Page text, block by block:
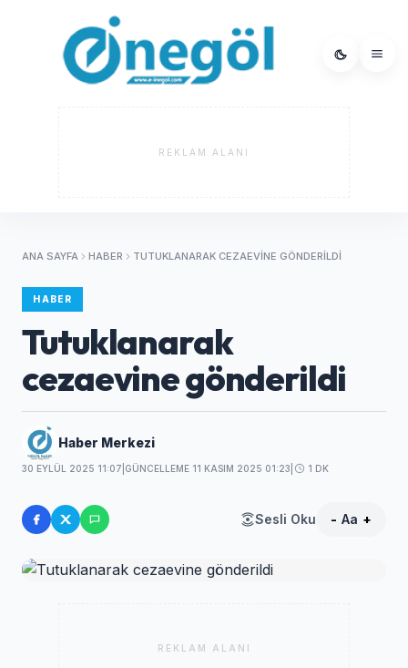
REKLAM ALANI
ANA SAYFA HABER TUTUKLANARAK CEZAEVINE GÖNDERILDI
HABER
Tutuklanarak
cezaevine gönderildi
Haber Merkezi
30 EYLÜL 2025 11:07 GÜNCELLEME 11 KASIM 2025 01:23 1 DK
Sesli Oku - Aa +
REKLAM ALANI